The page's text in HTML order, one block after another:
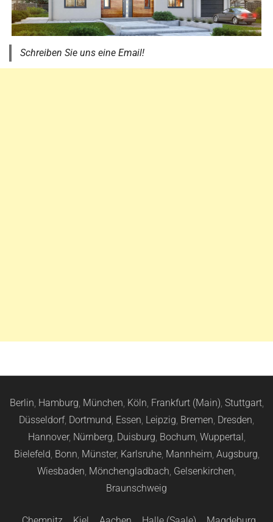
Schreiben Sie uns eine Email!
Berlin, Hamburg, München, Köln, Frankfurt (Main), Stuttgart,
Düsseldorf, Dortmund, Essen, Leipzig, Bremen, Dresden,
Hannover, Nürnberg, Duisburg, Bochum, Wuppertal,
Bielefeld, Bonn, Münster, Karlsruhe, Mannheim, Augsburg,
Wiesbaden, Mönchengladbach, Gelsenkirchen,
Braunschweig